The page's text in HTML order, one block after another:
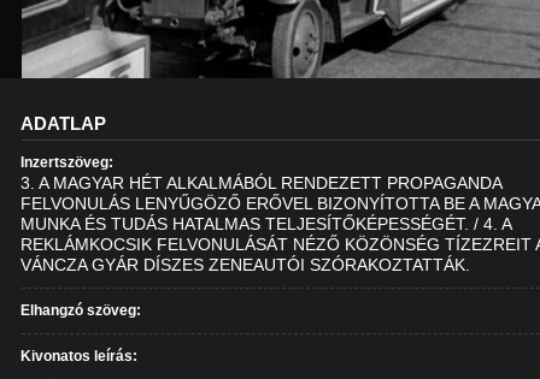
ADATLAP
Inzertszöveg:
3. A MAGYAR HÉT ALKALMÁBÓL RENDEZETT PROPAGANDA
FELVONULÁS LENYŰGÖZŐ ERŐVEL BIZONYÍTOTTA BE A
MUNKA ÉS TUDÁS HATALMAS TELJESÍTŐKÉPESSÉGÉT. / 4. A
REKLÁMKOCSIK FELVONULÁSÁT NÉZŐ KÖZÖNSÉG TÍZEZREIT
VÁNCZA GYÁR DÍSZES ZENEAUTÓI SZÓRAKOZTATTÁK.
Elhangzó szöveg:
Kivonatos leírás: